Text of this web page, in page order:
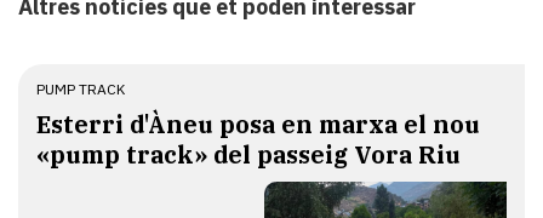
Altres notícies que et poden interessar
PUMP TRACK
Esterri d'Àneu posa en marxa el nou
«pump track» del passeig Vora Riu